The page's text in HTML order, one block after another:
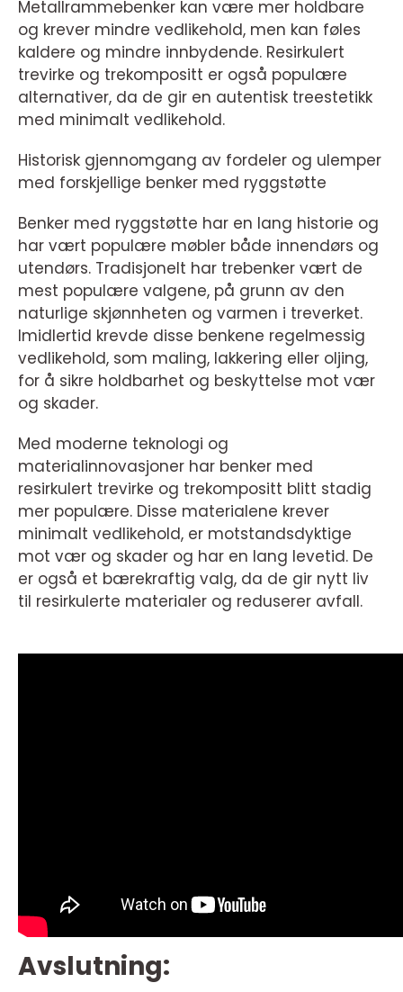
Metallrammebenker kan være mer holdbare
og krever mindre vedlikehold, men kan føles
kaldere og mindre innbydende. Resirkulert
trevirke og trekompositt er også populære
alternativer, da de gir en autentisk treestetikk
med minimalt vedlikehold.
Historisk gjennomgang av fordeler og ulemper
med forskjellige benker med ryggstøtte
Benker med ryggstøtte har en lang historie og
har vært populære møbler både innendørs og
utendørs. Tradisjonelt har trebenker vært de
mest populære valgene, på grunn av den
naturlige skjønnheten og varmen i treverket.
Imidlertid krevde disse benkene regelmessig
vedlikehold, som maling, lakkering eller oljing,
for å sikre holdbarhet og beskyttelse mot vær
og skader.
Med moderne teknologi og
materialinnovasjoner har benker med
resirkulert trevirke og trekompositt blitt stadig
mer populære. Disse materialene krever
minimalt vedlikehold, er motstandsdyktige
mot vær og skader og har en lang levetid. De
er også et bærekraftig valg, da de gir nytt liv
til resirkulerte materialer og reduserer avfall.
Avslutning: